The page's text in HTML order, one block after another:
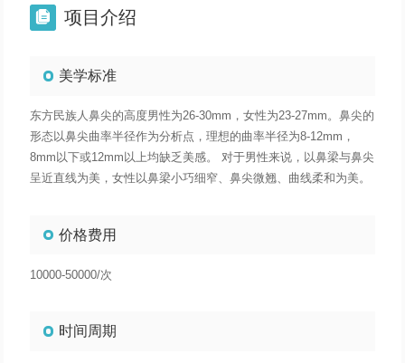
 项目介绍
美学标准
东方民族人鼻尖的高度男性为26-30mm，女性为23-27mm。鼻尖的
形态以鼻尖曲率半径作为分析点，理想的曲率半径为8-12mm，
8mm以下或12mm以上均缺乏美感。 对于男性来说，以鼻梁与鼻尖
呈近直线为美，女性以鼻梁小巧细窄、鼻尖微翘、曲线柔和为美。
价格费用
10000-50000/次
时间周期